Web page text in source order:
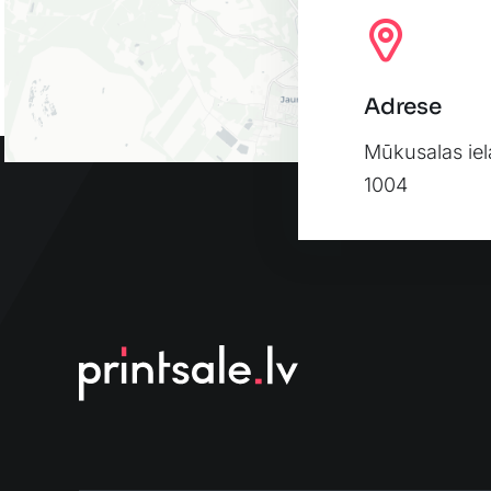
Adrese
Mūkusalas
1004